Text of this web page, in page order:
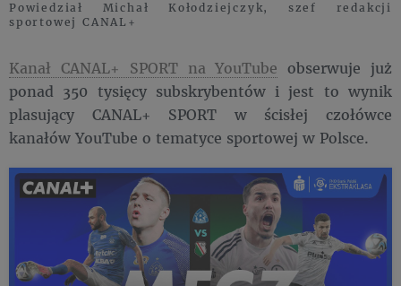
Powiedział Michał Kołodziejczyk, szef redakcji
sportowej CANAL+
Kanał CANAL+ SPORT na YouTube obserwuje już
ponad 350 tysięcy subskrybentów i jest to wynik
plasujący CANAL+ SPORT w ścisłej czołówce
kanałów YouTube o tematyce sportowej w Polsce.